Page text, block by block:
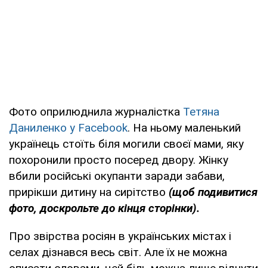
Фото оприлюднила журналістка Тетяна
Даниленко у Facebook. На ньому маленький
українець стоїть біля могили своєї мами, яку
похоронили просто посеред двору. Жінку
вбили російські окупанти заради забави,
прирікши дитину на сирітство (щоб подивитися
фото, доскрольте до кінця сторінки).
Про звірства росіян в українських містах і
селах дізнався весь світ. Але їх не можна